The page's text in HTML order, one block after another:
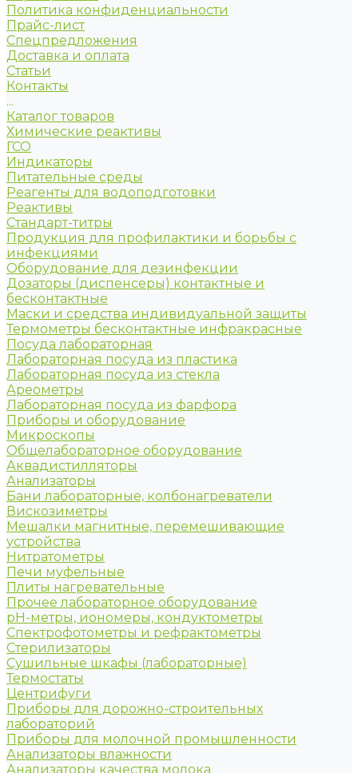
Политика конфиденциальности
Прайс-лист
Спецпредложения
Доставка и оплата
Статьи
Контакты
...
Каталог товаров
Химические реактивы
ГСО
Индикаторы
Питательные среды
Реагенты для водоподготовки
Реактивы
Стандарт-титры
Продукция для профилактики и борьбы с
инфекциями
Оборудование для дезинфекции
Дозаторы (диспенсеры) контактные и
бесконтактные
Маски и средства индивидуальной защиты
Термометры бесконтактные инфракрасные
Посуда лабораторная
Лабораторная посуда из пластика
Лабораторная посуда из стекла
Ареометры
Лабораторная посуда из фарфора
Приборы и оборудование
Микроскопы
Общелабораторное оборудование
Аквадистилляторы
Анализаторы
Бани лабораторные, колбонагреватели
Вискозиметры
Мешалки магнитные, перемешивающие
устройства
Нитратометры
Печи муфельные
Плиты нагревательные
Прочее лабораторное оборудование
рН-метры, иономеры, кондуктометры
Спектрофотометры и рефрактометры
Стерилизаторы
Сушильные шкафы (лабораторные)
Термостаты
Центрифуги
Приборы для дорожно-строительных
лабораторий
Приборы для молочной промышленности
Анализаторы влажности
Анализаторы качества молока